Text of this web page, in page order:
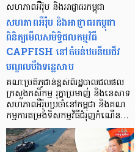
សហភាពអឺរ៉ុប និងអាជ្ញាធរកម្ពុជា
សហភាពអឺរ៉ុប និងអាជ្ញាធរកម្ពុជា
ពិនិត្យមើលសមិទ្ធិផលកម្មវិធី
CAPFISH នៅតំបន់ឋបនីយជីវ
មណ្ឌលបឹងទន្លេសាប
គណៈប្រតិភូជាន់ខ្ពស់ពីរដ្ឋបាលជលផល
ក្រសួងកសិកម្ម រុក្ខាប្រមាញ់ និងនេសាទ
សហភាពអឺរ៉ុបប្រចាំនៅកម្ពុជា និងគណ
កម្មការតម្រង់ទិសកម្មវិធីជំរុញកំណើន…